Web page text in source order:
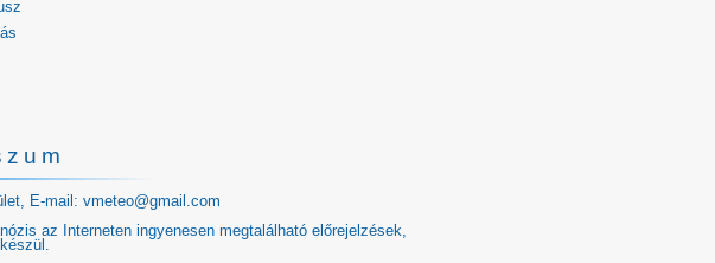
E-mail: vmeteo@gmail.com
az Interneten ingyenesen megtalálható előrejelzések,